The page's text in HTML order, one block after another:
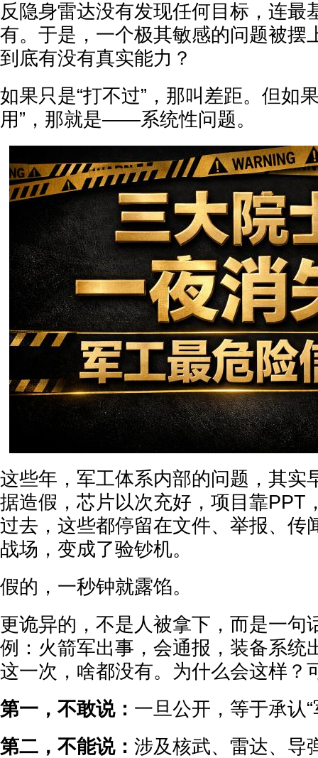
反隐身雷达没有发现任何目标，连最
有。于是，一个极其敏感的问题被摆
到底有没有真实能力？
如果只是“打不过”，那叫差距。但如
用”，那就是——系统性问题。
这些年，军工体系内部的问题，其实
据造假，芯片以次充好，项目靠PPT
过去，这些都停留在文件、举报、
战场，变成了验钞机。
假的，一秒钟就露馅。
更诡异的，不是人被拿下，而是一句
例：火箭军出事，会通报，装备系统
这一次，啥都没有。为什么会这样？
第一，不敢说： 一旦公开，等于承认
第二，不能说： 涉及核武、雷达、